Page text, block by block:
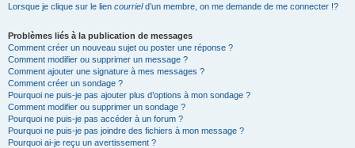
Lorsque je clique sur le lien courrield’un membre, on me demande de me connecter !?
Problèmes liés à la publication de messages
Comment créer un nouveau sujet ou poster une réponse ?
Comment modifier ou supprimer un message ?
Comment ajouter une signature à mes messages ?
Comment créer un sondage ?
Pourquoi ne puis-je pas ajouter plus d’options à mon sondage ?
Comment modifier ou supprimer un sondage ?
Pourquoi ne puis-je pas accéder à un forum ?
Pourquoi ne puis-je pas joindre des fichiers à mon message ?
Pourquoi ai-je reçu un avertissement ?